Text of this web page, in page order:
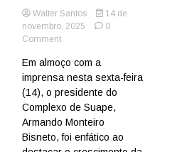
Walter Santos
14 de
novembro, 2025
0
Commenton
será
o
grande
porto
Norte
e
Em almoço com a
imprensa nesta sexta-feira
(14), o presidente do
Complexo de Suape,
Armando Monteiro
Bisneto, foi enfático ao